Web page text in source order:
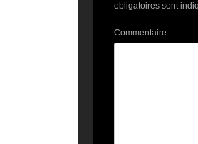
obligatoires sont
Commentaire